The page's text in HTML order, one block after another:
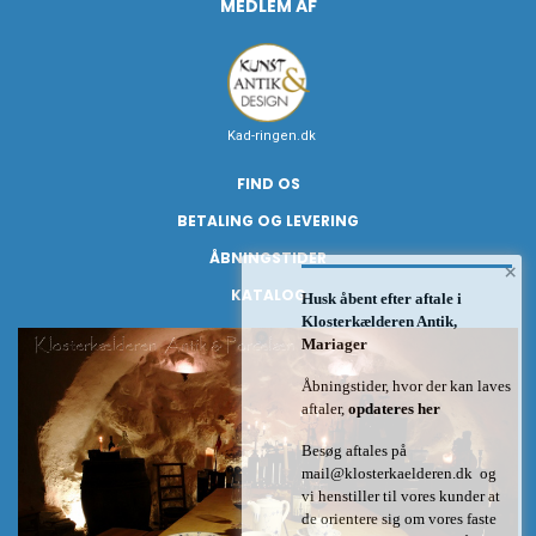
MEDLEM AF
Kad-ringen.dk
FIND OS
BETALING OG LEVERING
ÅBNINGSTIDER
KATALOG
×
Husk åbent efter aftale i
Klosterkælderen Antik,
Mariager
Åbningstider, hvor der kan laves
aftaler, opdateres her
Besøg aftales på
mail@klosterkaelderen.dk og
vi henstiller til vores kunder at
de orientere sig om vores faste